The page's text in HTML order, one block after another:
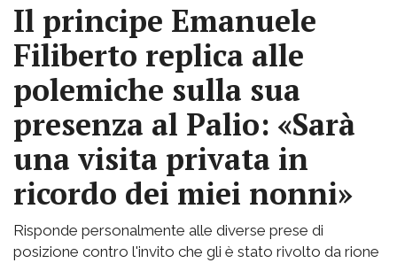
Il principe Emanuele
Filiberto replica alle
polemiche sulla sua
presenza al Palio: «Sarà
una visita privata in
ricordo dei miei nonni»
Risponde personalmente alle diverse prese di
posizione contro l'invito che gli è stato rivolto da rione